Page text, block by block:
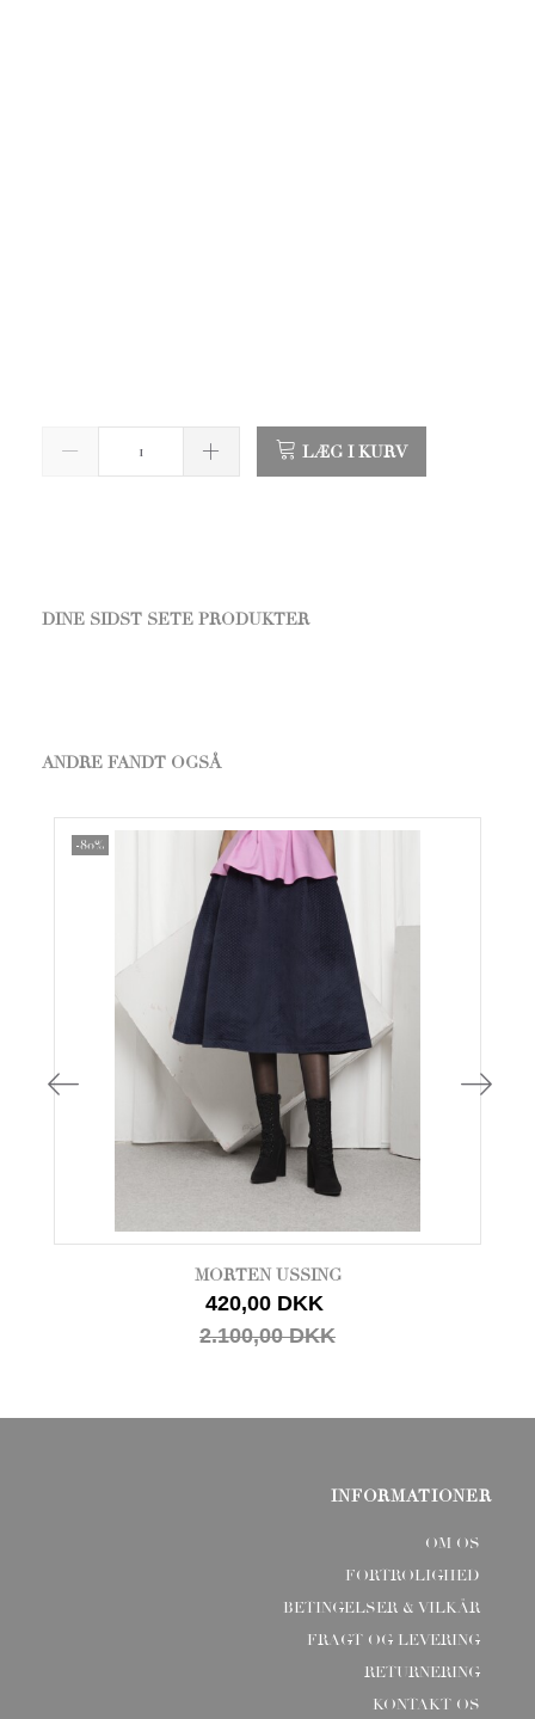
LÆG I KURV
DINE SIDST SETE PRODUKTER
ANDRE FANDT OGSÅ
-80%
MORTEN USSING
420,00 DKK
2.100,00 DKK
INFORMATIONER
OM OS
FORTROLIGHED
BETINGELSER & VILKÅR
FRAGT OG LEVERING
RETURNERING
KONTAKT OS